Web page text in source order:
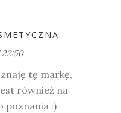
22:50
tę markę,
również na
poznania :)